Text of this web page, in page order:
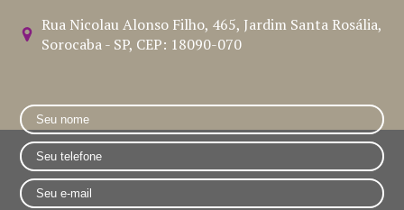
Rua Nicolau Alonso Filho, 465, Jardim Santa Rosália,
Sorocaba - SP, CEP: 18090-070